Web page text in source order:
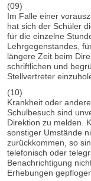
(09)
Im Falle einer
hat sich der Schüler
für die einzelne
Lehrgegenstandes,
längere Zeit beim
schriftlichen und
Stellvertreter
(10)
Krankheit oder
Schulbesuch sind
Direktion zu melden.
sonstiger Umstände
zurückkommen, so
telefonisch oder
Benachrichtigung
Erhebungen